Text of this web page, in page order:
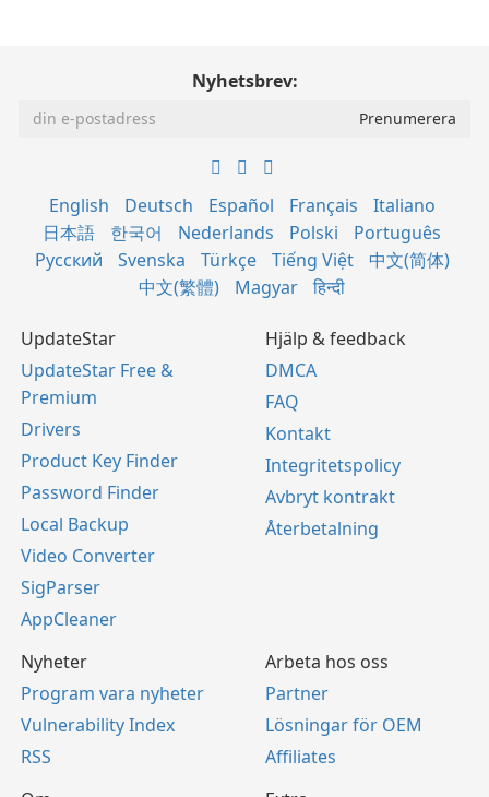
Nyhetsbrev:
English Deutsch Español Français
Italiano
日本語
한국어 Nederlands Polski
Português
Русский
Svenska Türkçe Tiếng Việt
中文(简体)
中文(繁體)
Magyar हिन्दी
UpdateStar
UpdateStar Free &
Premium
Drivers
Product Key Finder
Password Finder
Local Backup
Video Converter
SigParser
AppCleaner
Hjälp & feedback
DMCA
FAQ
Kontakt
Integritetspolicy
Avbryt kontrakt
Återbetalning
Nyheter
Program vara nyheter
Vulnerability Index
RSS
Arbeta hos oss
Partner
Lösningar för OEM
Affiliates